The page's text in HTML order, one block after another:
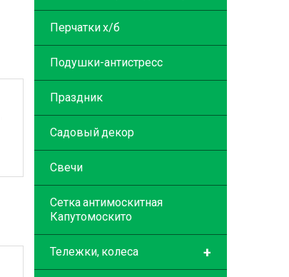
Перчатки х/б
Подушки-антистресс
Праздник
Садовый декор
Свечи
Сетка антимоскитная
Капутомоскито
+
Тележки, колеса